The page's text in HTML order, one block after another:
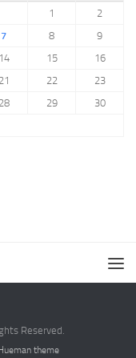
1
2
7 8
9
14 15
16
21 22
23
28 29
30
Reserved.
theme